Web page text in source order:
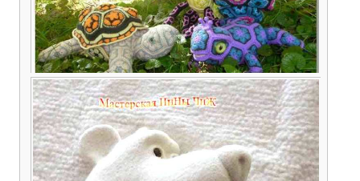
Африканский позитив — игрушки из
африканских мотивов